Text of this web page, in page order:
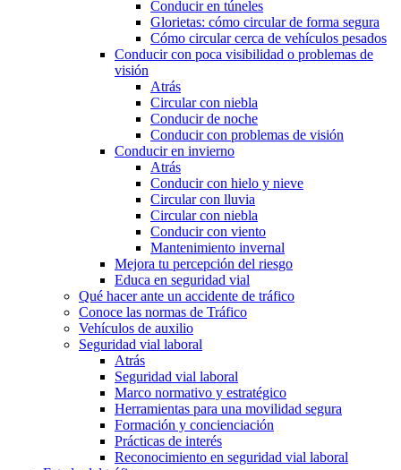
Conducir en túneles
Glorietas: cómo circular de forma segura
Cómo circular cerca de vehículos pesados
Conducir con poca visibilidad o problemas de
visión
Atrás
Circular con niebla
Conducir de noche
Conducir con problemas de visión
Conducir en invierno
Atrás
Conducir con hielo y nieve
Circular con lluvia
Circular con niebla
Conducir con viento
Mantenimiento invernal
Mejora tu percepción del riesgo
Educa en seguridad vial
Qué hacer ante un accidente de tráfico
Conoce las normas de Tráfico
Vehículos de auxilio
Seguridad vial laboral
Atrás
Seguridad vial laboral
Marco normativo y estratégico
Herramientas para una movilidad segura
Formación y concienciación
Prácticas de interés
Reconocimiento en seguridad vial laboral